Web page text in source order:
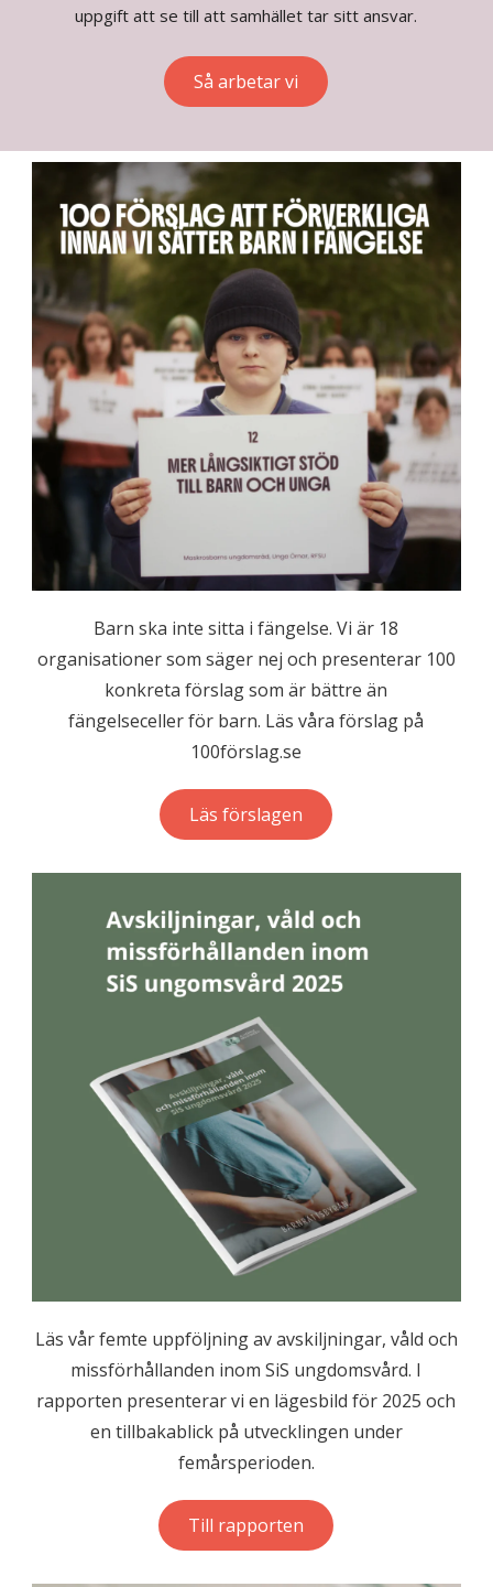
uppgift att se till att samhället tar sitt ansvar.
Så arbetar vi
Barn ska inte sitta i fängelse. Vi är 18
organisationer som säger nej och presenterar 100
konkreta förslag som är bättre än
fängelseceller för barn. Läs våra förslag på
100förslag.se
Läs förslagen
Läs vår femte uppföljning av avskiljningar, våld och
missförhållanden inom SiS ungdomsvård. I
rapporten presenterar vi en lägesbild för 2025 och
en tillbakablick på utvecklingen under
femårsperioden.
Till rapporten